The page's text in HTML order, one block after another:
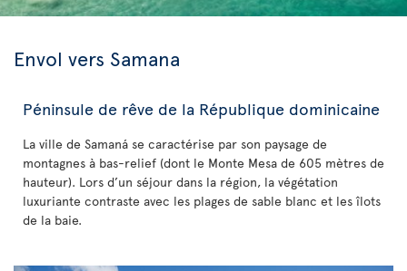
Envol vers Samana
Péninsule de rêve de la République dominicaine
La ville de Samaná se caractérise par son paysage de
montagnes à bas-relief (dont le Monte Mesa de 605 mètres de
hauteur). Lors d’un séjour dans la région, la végétation
luxuriante contraste avec les plages de sable blanc et les îlots
de la baie.